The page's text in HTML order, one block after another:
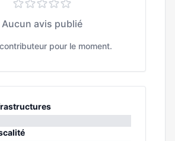
Aucun avis publié
pour le moment.